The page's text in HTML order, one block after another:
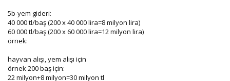
5b-yem gideri:
40 000 tl/baş (200 x 40 000 lira=8 milyon lira)
60 000 tl/baş (200 x 60 000 lira=12 milyon lira)
örnek:
hayvan alışı, yem alışı için
örnek 200 baş için:
22 milyon+8 milyon=30 milyon tl